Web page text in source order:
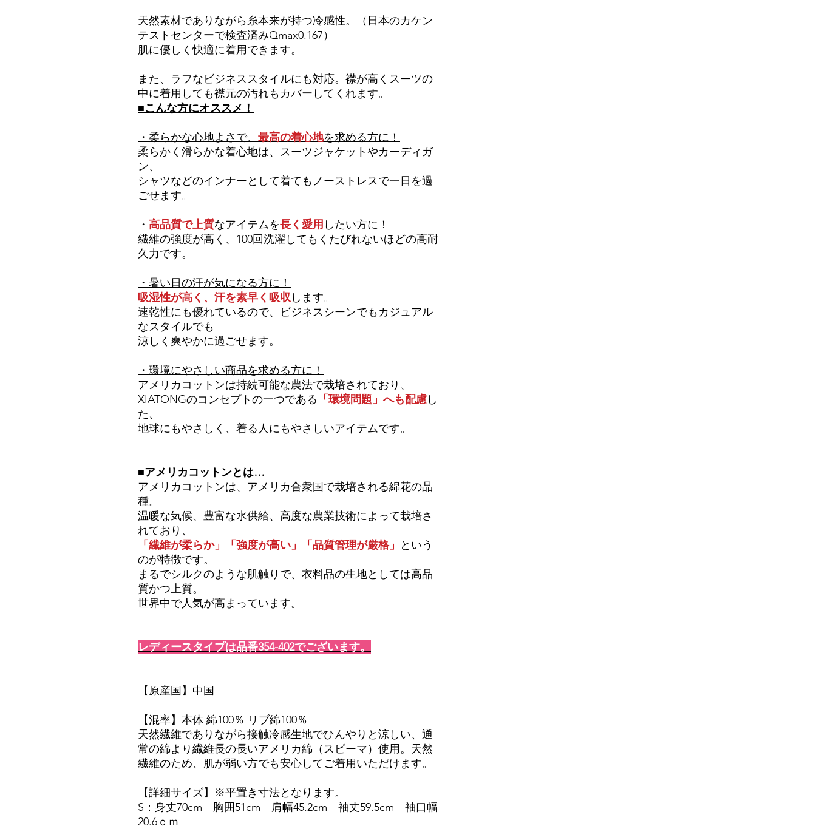
天然素材でありながら糸本来が持つ冷感性。（日本のカケン
テストセンターで検査済みQmax0.167）
肌に優しく快適に着用できます。
また、ラフなビジネススタイルにも対応。襟が高くスーツの
中に着用しても襟元の汚れもカバーしてくれます。
■こんな方にオススメ！
・柔らかな心地よさで、 最高の着心地を求める方に！
柔らかく滑らかな着心地は、スーツジャケットやカーディガ
ン、
シャツなどのインナーとして着てもノーストレスで一日を過
ごせます。
・ 高品質で上質なアイテムを長く愛用 したい方に！
繊維の強度が高く、100回洗濯してもくたびれないほどの高耐
久力です。
・暑い日の汗が気になる方に！
吸湿性が高く、汗を素早く吸収します。
速乾性にも優れているので、ビジネスシーンでもカジュアル
なスタイルでも
涼しく爽やかに過ごせます。
・環境にやさしい商品を求める方に！
アメリカコットンは持続可能な農法で栽培されており、
XIATONGのコンセプトの一つである 「環境問題」へも配慮し
た、
地球にもやさしく、着る人にもやさしいアイテムです。
■アメリカコットンとは…
アメリカコットンは、アメリカ合衆国で栽培される綿花の品
種。
温暖な気候、豊富な水供給、高度な農業技術によって栽培さ
れており、
「繊維が柔らか」「強度が高い」「品質管理が厳格」 という
のが特徴です。
まるでシルクのような肌触りで、衣料品の生地としては高品
質かつ上質。
世界中で人気が高まっています。
レディースタイプは品番354-402でございます。
【原産国】中国
【混率】本体 綿100％ リブ綿100％
天然繊維でありながら接触冷感生地でひんやりと涼しい、通
常の綿より繊維長の長いアメリカ綿（スピーマ）使用。天然
繊維のため、肌が弱い方でも安心してご着用いただけます。
【詳細サイズ】※平置き寸法となります。
S：身丈70cm 胸囲51cm 肩幅45.2cm 袖丈59.5cm 袖口幅
20.6ｃｍ